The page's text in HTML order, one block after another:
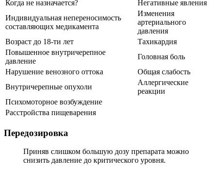
Когда не назначается?
Негативные явления
Индивидуальная непереносимость
составляющих медикамента
Изменения
артериального
давления
Возраст до 18-ти лет
Тахикардия
Повышенное внутричерепное
давление
Головная боль
Нарушение венозного оттока
Общая слабость
Внутричерепные опухоли
Аллергические
реакции
Психомоторное возбуждение
Расстройства пищеварения
Передозировка
Приняв слишком большую дозу препарата можно
снизить давление до критического уровня.